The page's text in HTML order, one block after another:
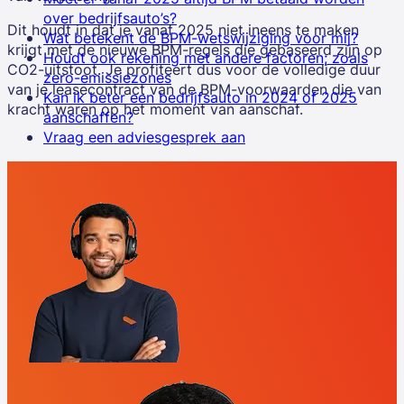
Dit houdt in dat je vanaf 2025 niet ineens te maken
krijgt met de nieuwe BPM-regels die gebaseerd zijn op
CO2-uitstoot. Je profiteert dus voor de volledige duur
van je leasecontract van de BPM-voorwaarden die van
kracht waren op het moment van aanschaf.
over bedrijfsauto’s?
Wat betekent de BPM-wetswijziging voor mij?
Houdt ook rekening met andere factoren; zoals
zero-emissiezones
Kan ik beter een bedrijfsauto in 2024 of 2025
aanschaffen?
Vraag een adviesgesprek aan